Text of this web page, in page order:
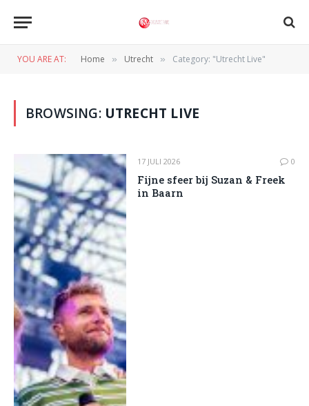
YOU ARE AT: Home » Utrecht » Category: "Utrecht Live"
BROWSING: UTRECHT LIVE
17 JULI 2026 0
Fijne sfeer bij Suzan & Freek
in Baarn